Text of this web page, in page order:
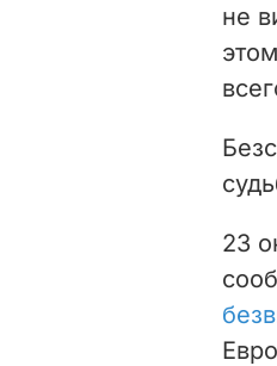
не
23